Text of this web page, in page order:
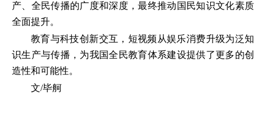
产、全民传播的广度和深度，最终推动国民知识文化素质
全面提升。
教育与科技创新交互，短视频从娱乐消费升级为泛知
识生产与传播，为我国全民教育体系建设提供了更多的创
造性和可能性。
文/毕舸